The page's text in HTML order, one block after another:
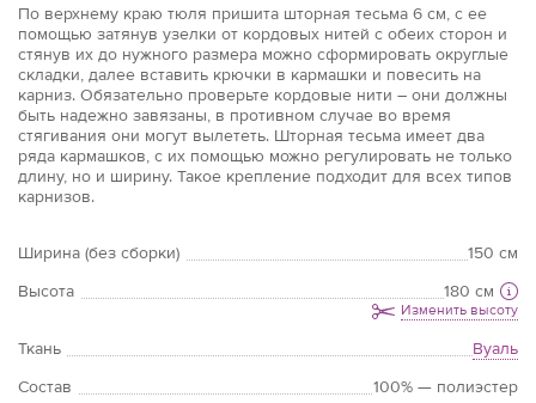
По верхнему краю тюля пришита шторная тесьма 6 см, с ее
помощью затянув узелки от кордовых нитей с обеих сторон и
стянув их до нужного размера можно сформировать округлые
складки, далее вставить крючки в кармашки и повесить на
карниз. Обязательно проверьте кордовые нити – они должны
быть надежно завязаны, в противном случае во время
стягивания они могут вылететь. Шторная тесьма имеет два
ряда кармашков, с их помощью можно регулировать не только
длину, но и ширину. Такое крепление подходит для всех типов
карнизов.
Ширина (без сборки)
150 см
Высота
180 см
Изменить высоту
Ткань
Вуаль
Состав
100% — полиэстер